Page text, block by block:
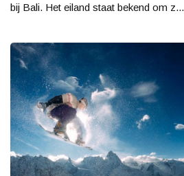
bij Bali. Het eiland staat bekend om z...